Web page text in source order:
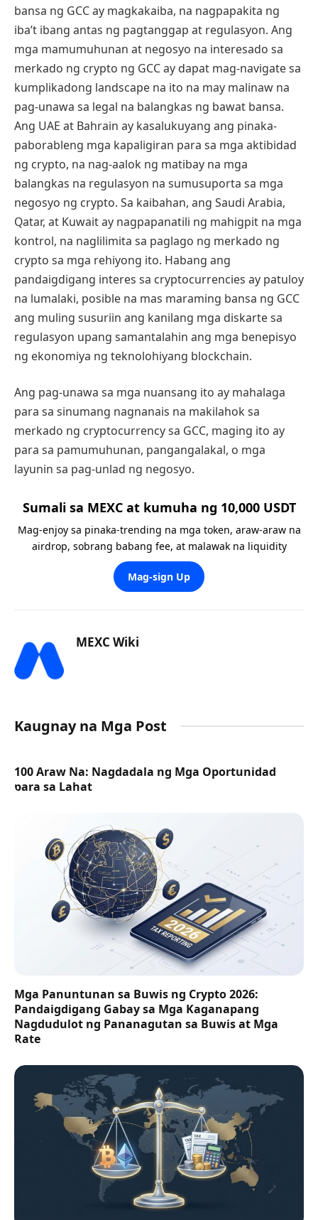
bansa ng GCC ay magkakaiba, na nagpapakita ng
iba’t ibang antas ng pagtanggap at regulasyon. Ang
mga mamumuhunan at negosyo na interesado sa
merkado ng crypto ng GCC ay dapat mag-navigate sa
kumplikadong landscape na ito na may malinaw na
pag-unawa sa legal na balangkas ng bawat bansa.
Ang UAE at Bahrain ay kasalukuyang ang pinaka-
paborableng mga kapaligiran para sa mga aktibidad
ng crypto, na nag-aalok ng matibay na mga
balangkas na regulasyon na sumusuporta sa mga
negosyo ng crypto. Sa kaibahan, ang Saudi Arabia,
Qatar, at Kuwait ay nagpapanatili ng mahigpit na mga
kontrol, na naglilimita sa paglago ng merkado ng
crypto sa mga rehiyong ito. Habang ang
pandaigdigang interes sa cryptocurrencies ay patuloy
na lumalaki, posible na mas maraming bansa ng GCC
ang muling susuriin ang kanilang mga diskarte sa
regulasyon upang samantalahin ang mga benepisyo
ng ekonomiya ng teknolohiyang blockchain.
Ang pag-unawa sa mga nuansang ito ay mahalaga
para sa sinumang nagnanais na makilahok sa
merkado ng cryptocurrency sa GCC, maging ito ay
para sa pamumuhunan, pangangalakal, o mga
layunin sa pag-unlad ng negosyo.
Sumali sa MEXC at kumuha ng 10,000 USDT
Mag-enjoy sa pinaka-trending na mga token, araw-araw na
airdrop, sobrang babang fee, at malawak na liquidity
Mag-sign Up
MEXC Wiki
Kaugnay na Mga Post
100 Araw Na: Nagdadala ng Mga Oportunidad
para sa Lahat
Mga Panuntunan sa Buwis ng Crypto 2026:
Pandaigdigang Gabay sa Mga Kaganapang
Nagdudulot ng Pananagutan sa Buwis at Mga
Rate